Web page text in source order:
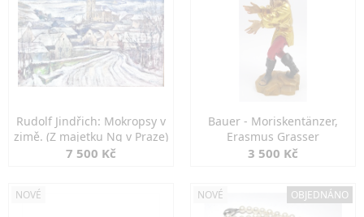
Rudolf Jindřich: Mokropsy v
zimě. (Z majetku Ng v Praze)
7 500 Kč
Bauer - Moriskentänzer,
Erasmus Grasser
3 500 Kč
NOVÉ NOVÉ OBJEDNÁNO